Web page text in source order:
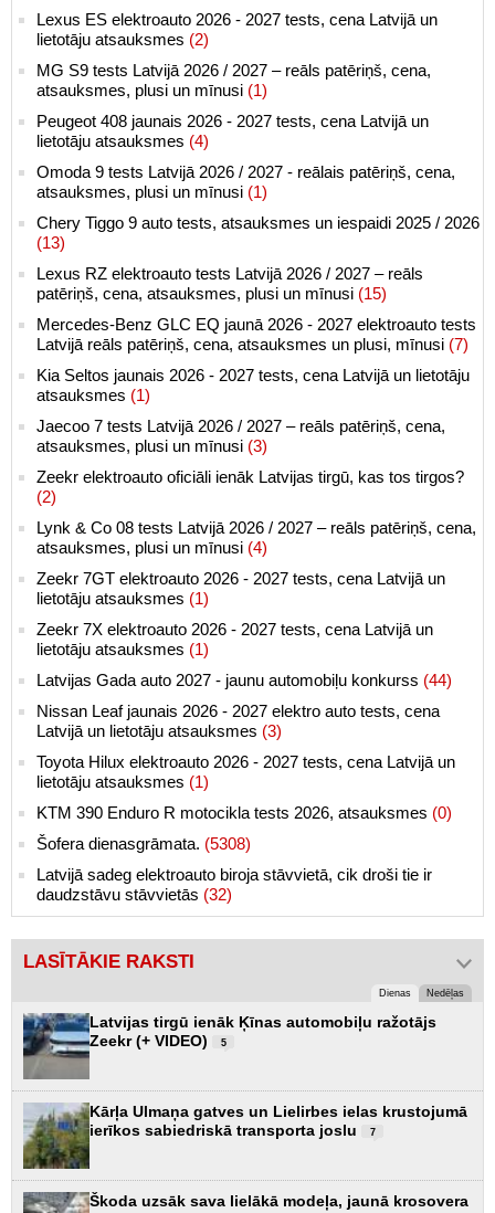
Lexus ES elektroauto 2026 - 2027 tests, cena Latvijā un
lietotāju atsauksmes (2)
MG S9 tests Latvijā 2026 / 2027 – reāls patēriņš, cena,
atsauksmes, plusi un mīnusi (1)
Peugeot 408 jaunais 2026 - 2027 tests, cena Latvijā un
lietotāju atsauksmes (4)
Omoda 9 tests Latvijā 2026 / 2027 - reālais patēriņš, cena,
atsauksmes, plusi un mīnusi (1)
Chery Tiggo 9 auto tests, atsauksmes un iespaidi 2025 / 2026
(13)
Lexus RZ elektroauto tests Latvijā 2026 / 2027 – reāls
patēriņš, cena, atsauksmes, plusi un mīnusi (15)
Mercedes-Benz GLC EQ jaunā 2026 - 2027 elektroauto tests
Latvijā reāls patēriņš, cena, atsauksmes un plusi, mīnusi (7)
Kia Seltos jaunais 2026 - 2027 tests, cena Latvijā un lietotāju
atsauksmes (1)
Jaecoo 7 tests Latvijā 2026 / 2027 – reāls patēriņš, cena,
atsauksmes, plusi un mīnusi (3)
Zeekr elektroauto oficiāli ienāk Latvijas tirgū, kas tos tirgos?
(2)
Lynk & Co 08 tests Latvijā 2026 / 2027 – reāls patēriņš, cena,
atsauksmes, plusi un mīnusi (4)
Zeekr 7GT elektroauto 2026 - 2027 tests, cena Latvijā un
lietotāju atsauksmes (1)
Zeekr 7X elektroauto 2026 - 2027 tests, cena Latvijā un
lietotāju atsauksmes (1)
Latvijas Gada auto 2027 - jaunu automobiļu konkurss (44)
Nissan Leaf jaunais 2026 - 2027 elektro auto tests, cena
Latvijā un lietotāju atsauksmes (3)
Toyota Hilux elektroauto 2026 - 2027 tests, cena Latvijā un
lietotāju atsauksmes (1)
KTM 390 Enduro R motocikla tests 2026, atsauksmes (0)
Šofera dienasgrāmata. (5308)
Latvijā sadeg elektroauto biroja stāvvietā, cik droši tie ir
daudzstāvu stāvvietās (32)
LASĪTĀKIE RAKSTI
Dienas Nedēļas
Latvijas tirgū ienāk Ķīnas automobiļu ražotājs
Zeekr (+ VIDEO)
5
Kārļa Ulmaņa gatves un Lielirbes ielas krustojumā
ierīkos sabiedriskā transporta joslu
7
Škoda uzsāk sava lielākā modeļa, jaunā krosovera